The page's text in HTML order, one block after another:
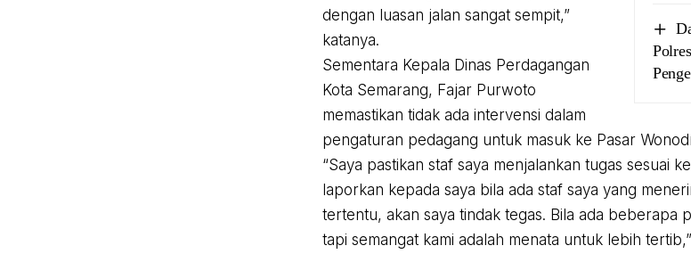
dengan luasan jalan sangat sempit,”
katanya.
Sementara Kepala Dinas Perdagangan
Kota Semarang, Fajar Purwoto
memastikan tidak ada intervensi dalam
pengaturan pedagang untuk masuk ke Pasar
“Saya pastikan staf saya menjalankan tugas sesuai
laporkan kepada saya bila ada staf saya yang
tertentu, akan saya tindak tegas. Bila ada beberapa
tapi semangat kami adalah menata untuk lebih